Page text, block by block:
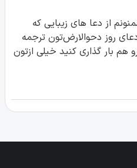
از دعا های زیبایی که
روز دحوالارض‌تون ترجمه
بار گذاری کنید خیلی ازتون